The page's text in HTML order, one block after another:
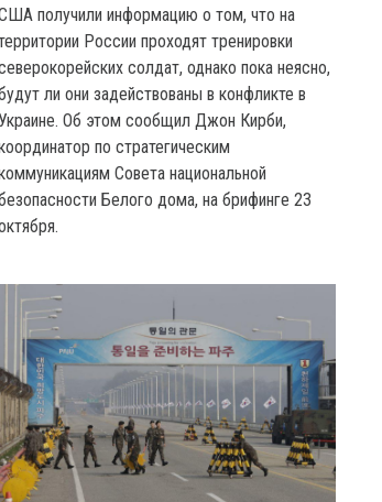
получили информацию о том, что на
России проходят тренировки
солдат, однако пока неясно,
ли они задействованы в конфликте в
Украине. Об этом сообщил Джон Кирби,
по стратегическим
Совета национальной
Белого дома, на брифинге 23